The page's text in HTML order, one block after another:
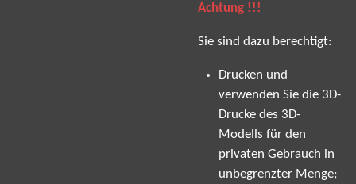
Achtung !!!
Sie sind dazu berechtigt:
Drucken und
verwenden Sie die 3D-
Drucke des 3D-
Modells für den
privaten Gebrauch in
unbegrenzter Menge;